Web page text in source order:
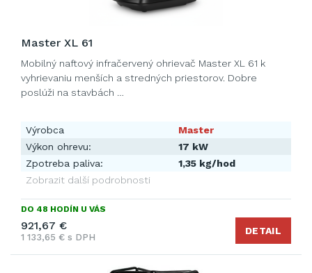
Master XL 61
Mobilný naftový infračervený ohrievač Master XL 61 k
vyhrievaniu menších a stredných priestorov. Dobre
poslúži na stavbách …
Výrobca
Master
Výkon ohrevu:
17 kW
Zpotreba paliva:
1,35 kg/hod
Zobrazit další podrobnosti
DO 48 HODÍN U VÁS
921,67 €
1 133,65 € s DPH
DETAIL